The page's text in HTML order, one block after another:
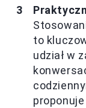
to
udział w